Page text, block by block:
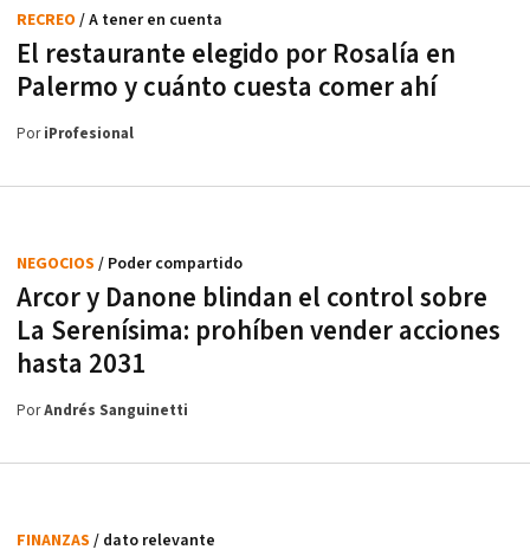
El restaurante elegido por Rosalía en
Palermo y cuánto cuesta comer ahí
RECREO / A tener en cuenta
PoriProfesional
Arcor y Danone blindan el control sobre
La Serenísima: prohíben vender acciones
hasta 2031
NEGOCIOS / Poder compartido
PorAndrés Sanguinetti
FINANZAS / dato relevante